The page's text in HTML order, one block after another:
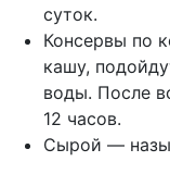
суток.
Консервы по
кашу,
воды. После
12 часов.
Сырой —